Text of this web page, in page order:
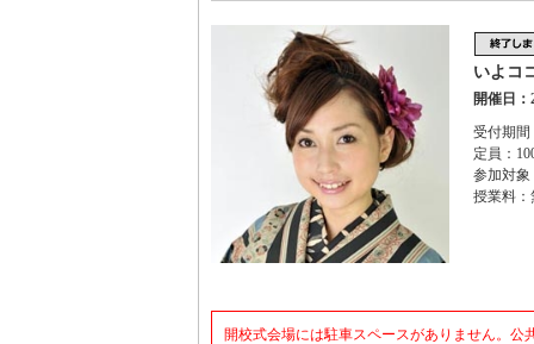
いよコ
開催日：
受付期
定員：
参加対象
授業料
開校式会場には駐車スペースがありません。